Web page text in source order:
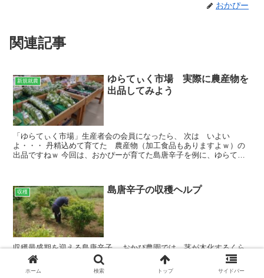
おかぴー
関連記事
新規就農
ゆらてぃく市場 実際に農産物を
出品してみよう
「ゆらてぃく市場」生産者会の会員になったら、 次は いよい
よ・・・ 丹精込めて育てた 農産物（加工食品もありますよｗ）の
出品ですねｗ 今回は、おかぴーが育てた島唐辛子を例に、ゆらてぃ
収穫 島唐辛子の収穫ヘルプ
収穫最盛期を迎える島唐辛子、 おかぴ農園では、茎が木化するくら
いに成長した株が30以上あります。 島唐辛子の幹は、 良い餌木の材
料になるそうなんですよ♪ 毎日1時間くらい約1㎏前後の収穫を行って
おりますが、 どんどん熟し始め、収穫が追い付か...
ホーム 検索 トップ サイドバー